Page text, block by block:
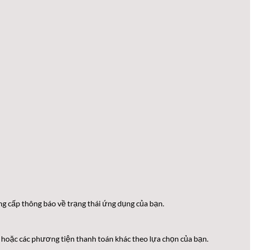
cấp thông báo về trạng thái ứng dụng của bạn.
các phương tiện thanh toán khác theo lựa chọn của bạn.